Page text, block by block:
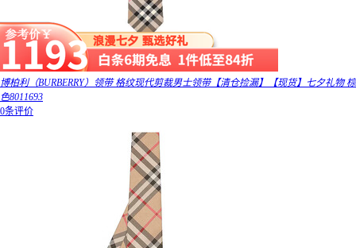
博柏利（BURBERRY）领带 格纹现代剪裁男士领带【清仓捡漏】【现货】七夕礼物 棕
色8011693
0条评价